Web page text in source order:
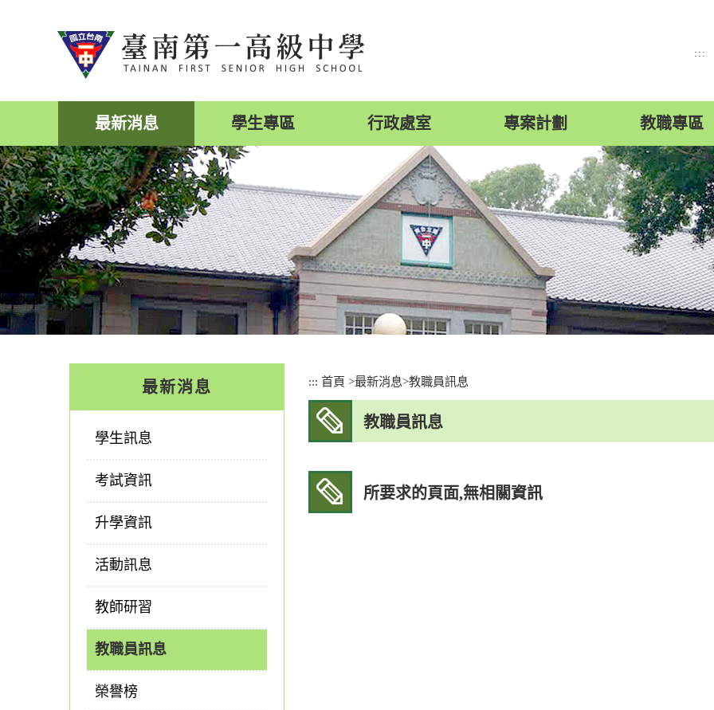
:::
最新消息 學生專區 行政處室 專案計劃 教職專區
:::
最新消息
學生訊息
考試資訊
升學資訊
活動訊息
教師研習
教職員訊息
榮譽榜
::: 首頁 >最新消息>教職員訊息
教職員訊息
所要求的頁面,無相關資訊